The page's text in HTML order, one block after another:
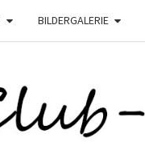
BILDERGALERIE